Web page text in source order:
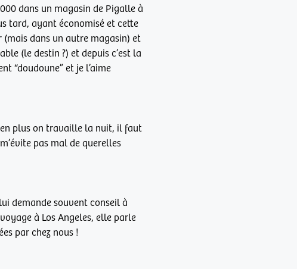
dans un magasin de Pigalle à
tard, ayant économisé et cette
(mais dans un autre magasin) et
(le destin ?) et depuis c’est la
“doudoune” et je l’aime
plus on travaille la nuit, il faut
pas mal de querelles
demande souvent conseil à
à Los Angeles, elle parle
par chez nous !